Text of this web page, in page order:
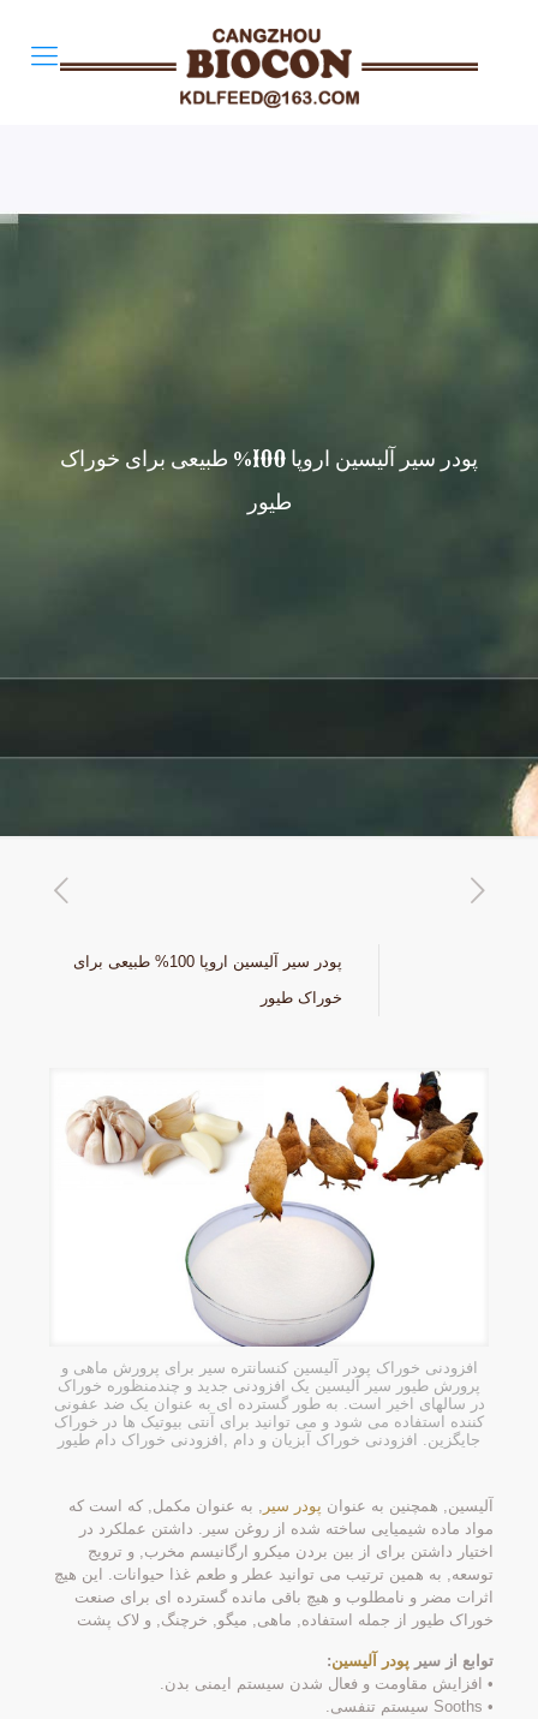
پودر سیر آلیسین اروپا 100% طبیعی برای خوراک
طیور
پودر سیر آلیسین اروپا 100% طبیعی برای
خوراک طیور
افزودنی خوراک پودر آلیسین کنسانتره سیر برای پرورش ماهی و
پرورش طیور سیر آلیسین یک افزودنی جدید و چندمنظوره خوراک
در سالهای اخیر است. به طور گسترده ای به عنوان یک ضد عفونی
کننده استفاده می شود و می توانید برای آنتی بیوتیک ها در خوراک
جایگزین. افزودنی خوراک آبزیان و دام ,افزودنی خوراک دام طیور
آلیسین, همچنین به عنوان پودر سیر , به عنوان مکمل, که است که
مواد ماده شیمیایی ساخته شده از روغن سیر. داشتن عملکرد در
اختیار داشتن برای از بین بردن میکرو ارگانیسم مخرب, و ترویج
توسعه, به همین ترتیب می توانید عطر و طعم غذا حیوانات. این هیچ
اثرات مضر و نامطلوب و هیچ باقی مانده گسترده ای برای صنعت
خوراک طیور از جمله استفاده, ماهی, میگو, خرچنگ, و لاک پشت
توابع از سیر پودر آلیسین:
• افزایش مقاومت و فعال شدن سیستم ایمنی بدن.
• Sooths سیستم تنفسی.